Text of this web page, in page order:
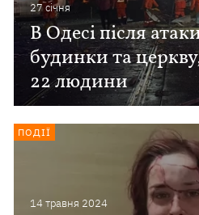
27 сiчня
В Одесі після
будинки та
22 людини
14 травня 2024
ПОДІЇ